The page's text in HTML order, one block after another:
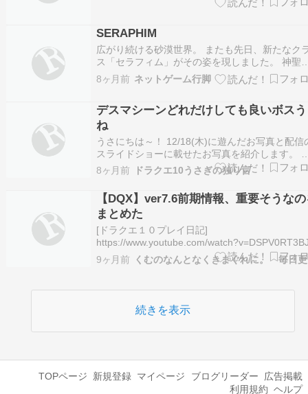
SERAPHIM
広がり続ける砂漠世界。 またも先日、新たなク
ス「セラフィム」がその姿を現しました。 神聖
を操る大剣を手にしたセラフィムは、どうやら
ァルキリープロジェクト」というものと深い関
リーテ」というそうなのですが・・・。 そうで
す。…
8ヶ月前 ネットゲーム行脚
デスマシーンどれだけしても良いボス
ね
うさにちは～！ 12/18(木)に遊んだお写真と配信
スライドショーに載せたお写真を紹介します。
どびしゃすさん とるこツさん こいけさん タク
さん きょうこさま こっとんさん パンさん フェ
さん きなこさん 熊さん たかきちさん ジュナス
片手剣のシロさん ぺい…
8ヶ月前 ドラクエ10うさぎの独り言
【DQX】ver7.6前期情報、重要そうな
まとめた
[ドラクエ１０プレイ日記]
https://www.youtube.com/
＞超ドラゴンクエストXTV #55 バージョン7.6[前
期]最新情報昨日、DQX放送がありました。 バー
情報の…
9ヶ月前
続きを表示
TOPページ 新規登録 マイページ ブログリーダー
広告掲載
利用規約 ヘルプ